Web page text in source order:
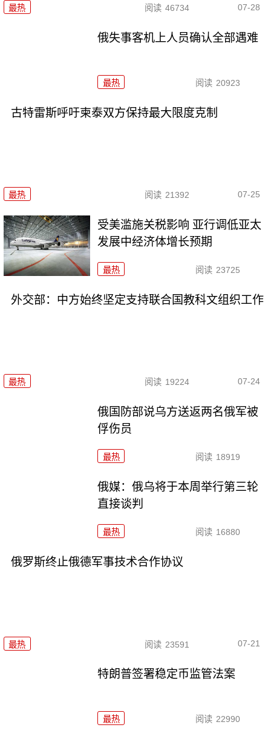
最热 阅读 46734 07-28
俄失事客机上人员确认全部遇难
最热 阅读 20923
古特雷斯呼吁柬泰双方保持最大限度克制
最热 阅读 21392 07-25
受美滥施关税影响 亚行调低亚太
发展中经济体增长预期
最热 阅读 23725
外交部：中方始终坚定支持联合国教科文组织工作
最热 阅读 19224 07-24
俄国防部说乌方送返两名俄军被
俘伤员
最热 阅读 18919
俄媒：俄乌将于本周举行第三轮
直接谈判
最热 阅读 16880
俄罗斯终止俄德军事技术合作协议
最热 阅读 23591 07-21
特朗普签署稳定币监管法案
最热 阅读 22990